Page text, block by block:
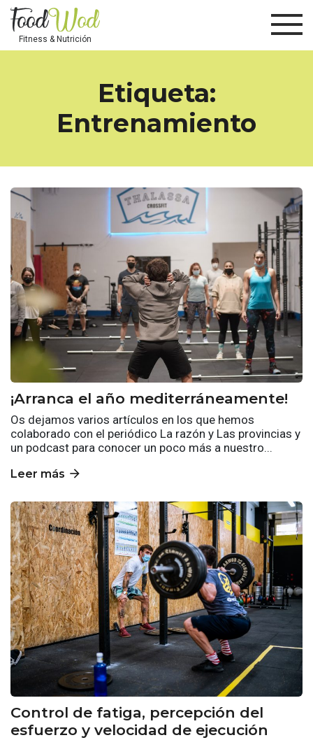
Fitness & Nutrición
Etiqueta:
Entrenamiento
¡Arranca el año mediterráneamente!
Os dejamos varios artículos en los que hemos
colaborado con el periódico La razón y Las provincias y
un podcast para conocer un poco más a nuestro...
Leer más arrow_forward
Control de fatiga, percepción del
esfuerzo y velocidad de ejecución